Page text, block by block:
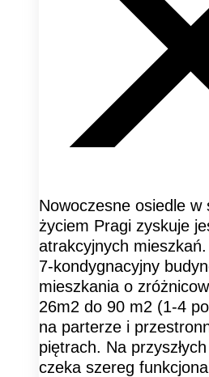
Nowoczesne osiedle w
życiem Pragi zyskuje
atrakcyjnych
7-kondygnacyjny
mieszkania o
26m2 do 90 m2 (1-4
na parterze i
piętrach. Na
czeka szereg